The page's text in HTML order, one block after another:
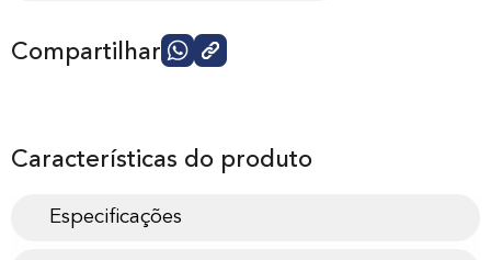
Compartilhar
Características do produto
Especificações